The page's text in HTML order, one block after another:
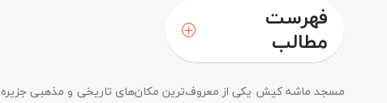
فهرست
مطالب
مسجد ماشه کیش یکی از معروف‌ترین مکان‌های تاریخی و مذهبی